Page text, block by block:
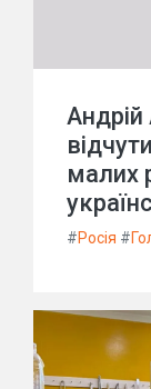
малих
#Росія #